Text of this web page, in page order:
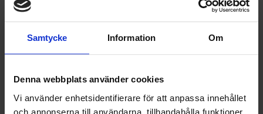
Samtycke Information Om
Denna webbplats använder cookies
Vi använder enhetsidentifierare för att anpassa innehållet
och annonserna till användarna, tillhandahålla funktioner
Nyheter och artiklar
Här samlar vi våra nyhetsinlägg och informativa artiklar. Låt dig
inspireras och läs de senaste nyheterna och artiklarna från Altro